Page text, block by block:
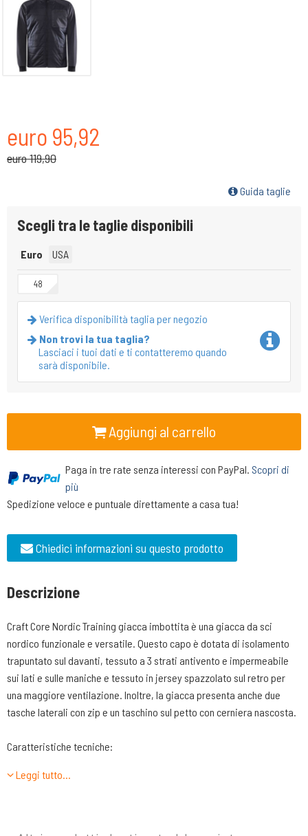
euro 95,92
euro 119,90
Guida taglie
Scegli tra le taglie disponibili
Euro USA
48
Verifica disponibilità taglia per negozio
Non trovi la tua taglia?
Lasciaci i tuoi dati e ti contatteremo quando
sarà disponibile.
Aggiungi al carrello
Paga in tre rate senza interessi con PayPal. Scopri di
più
Spedizione veloce e puntuale direttamente a casa tua!
Chiedici informazioni su questo prodotto
Descrizione
Craft Core Nordic Training giacca imbottita è una giacca da sci
nordico funzionale e versatile. Questo capo è dotata di isolamento
trapuntato sul davanti, tessuto a 3 strati antivento e impermeabile
sui lati e sulle maniche e tessuto in jersey spazzolato sul retro per
una maggiore ventilazione. Inoltre, la giacca presenta anche due
tasche laterali con zip e un taschino sul petto con cerniera nascosta.
Caratteristiche tecniche:
• Tessuto trapuntato, leggero isolamento sul davanti per calore e
• Morbida maglia garzata sul retro per il calore e il trasporto
Leggi tutto…